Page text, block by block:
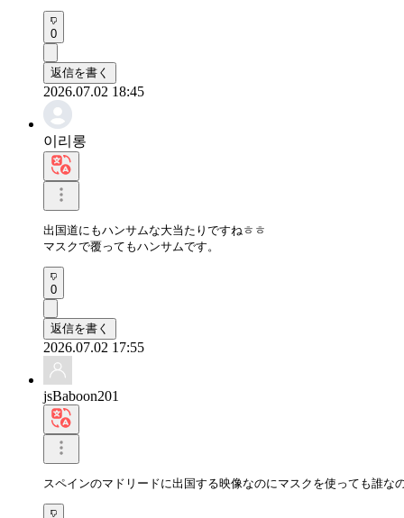
0
返信を書く
2026.07.02 18:45
이리롱
出国道にもハンサムな大当たりですねㅎㅎ
マスクで覆ってもハンサムです。
0
返信を書く
2026.07.02 17:55
jsBaboon201
スペインのマドリードに出国する映像なのにマスクを使っても誰な